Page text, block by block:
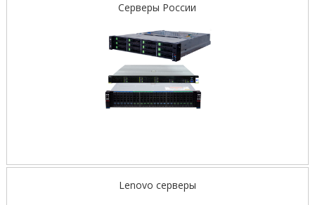
Серверы России
Lenovo серверы